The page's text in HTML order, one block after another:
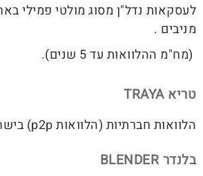
לעסקאות נדל"ן מסוג מולטי פמילי
מניבים .
(מח"מ ההלוואות עד 5 שנים).
טריא TRAYA
הלוואות חברתיות (הלוואות p2p) בישראל.
בלנדר BLENDER